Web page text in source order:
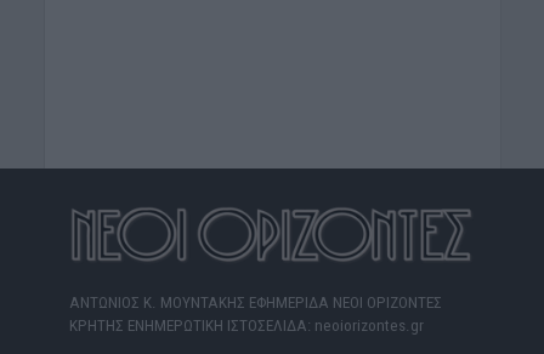
ΑΝΤΩΝΙΟΣ Κ. ΜΟΥΝΤΑΚΗΣ ΕΦΗΜΕΡΙΔΑ ΝΕΟΙ ΟΡΙΖΟΝΤΕΣ
ΚΡΗΤΗΣ ΕΝΗΜΕΡΩΤΙΚΗ ΙΣΤΟΣΕΛΙΔΑ: neoiorizontes.gr